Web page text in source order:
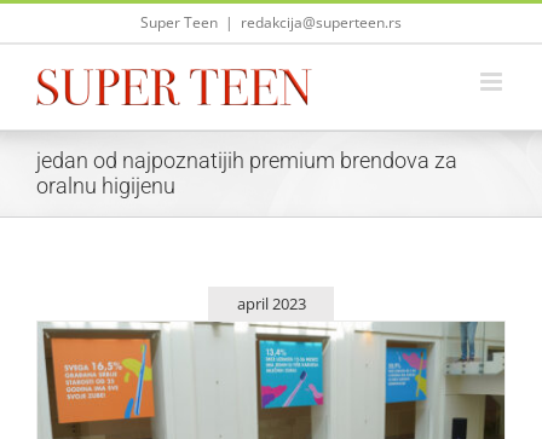
Skip
Super Teen | redakcija@superteen.rs
jedan od najpoznatijih premium brendova za
oralnu higijenu
april 2023